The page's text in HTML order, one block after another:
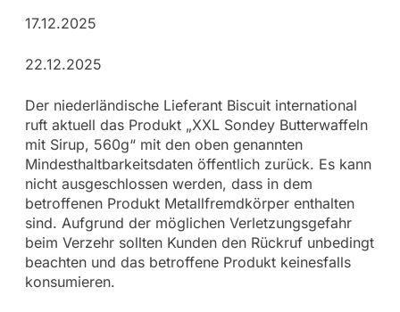
17.12.2025
22.12.2025
Der niederländische Lieferant Biscuit international
ruft aktuell das Produkt „XXL Sondey Butterwaffeln
mit Sirup, 560g“ mit den oben genannten
Mindesthaltbarkeitsdaten öffentlich zurück. Es kann
nicht ausgeschlossen werden, dass in dem
betroffenen Produkt Metallfremdkörper enthalten
sind. Aufgrund der möglichen Verletzungsgefahr
beim Verzehr sollten Kunden den Rückruf unbedingt
beachten und das betroffene Produkt keinesfalls
konsumieren.